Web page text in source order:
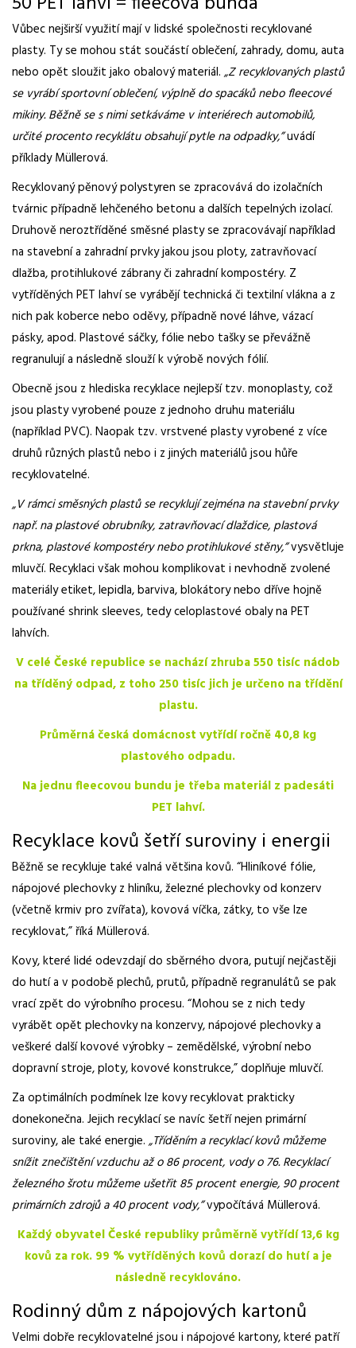
Vůbec nejširší využití mají v lidské společnosti recyklované
plasty. Ty se mohou stát součástí oblečení, zahrady, domu, auta
nebo opět sloužit jako obalový materiál.„Z recyklovaných plastů
se vyrábí sportovní oblečení, výplně do spacáků nebo fleecové
mikiny. Běžně se s nimi setkáváme v interiérech automobilů,
určité procento recyklátu obsahují pytle na odpadky,”uvádí
příklady Müllerová.
Recyklovaný pěnový polystyren se zpracovává do izolačních
tvárnic případně lehčeného betonu a dalších tepelných izolací.
Druhově neroztříděné směsné plasty se zpracovávají například
na stavební a zahradní prvky jakou jsou ploty, zatravňovací
dlažba, protihlukové zábrany či zahradní kompostéry. Z
vytříděných PET lahví se vyrábějí technická či textilní vlákna a z
nich pak koberce nebo oděvy, případně nové láhve, vázací
pásky, apod. Plastové sáčky, fólie nebo tašky se převážně
regranulují a následně slouží k výrobě nových fólií.
Obecně jsou z hlediska recyklace nejlepší tzv. monoplasty, což
jsou plasty vyrobené pouze z jednoho druhu materiálu
(například PVC). Naopak tzv. vrstvené plasty vyrobené z více
druhů různých plastů nebo i z jiných materiálů jsou hůře
recyklovatelné.
„V rámci směsných plastů se recyklují zejména na stavební prvky
např. na plastové obrubníky, zatravňovací dlaždice, plastová
prkna, plastové kompostéry nebo protihlukové stěny,”vysvětluje
mluvčí. Recyklaci však mohou komplikovat i nevhodně zvolené
materiály etiket, lepidla, barviva, blokátory nebo dříve hojně
používané shrink sleeves, tedy celoplastové obaly na PET
lahvích.
V celé České republice se nachází zhruba 550 tisíc nádob
na tříděný odpad, z toho 250 tisíc jich je určeno na třídění
plastu.
Průměrná česká domácnost vytřídí ročně 40,8 kg
plastového odpadu.
Na jednu fleecovou bundu je třeba materiál z padesáti
PET lahví.
Recyklace kovů šetří suroviny i energii
Běžně se recykluje také valná většina kovů. “Hliníkové fólie,
nápojové plechovky z hliníku, železné plechovky od konzerv
(včetně krmiv pro zvířata), kovová víčka, zátky, to vše lze
recyklovat,” říká Müllerová.
Kovy, které lidé odevzdají do sběrného dvora, putují nejčastěji
do hutí a v podobě plechů, prutů, případně regranulátů se pak
vrací zpět do výrobního procesu. “Mohou se z nich tedy
vyrábět opět plechovky na konzervy, nápojové plechovky a
veškeré další kovové výrobky – zemědělské, výrobní nebo
dopravní stroje, ploty, kovové konstrukce,” doplňuje mluvčí.
Za optimálních podmínek lze kovy recyklovat prakticky
donekonečna. Jejich recyklací se navíc šetří nejen primární
suroviny, ale také energie.„Tříděním a recyklací kovů můžeme
snížit znečištění vzduchu až o 86 procent, vody o 76. Recyklací
železného šrotu můžeme ušetřit 85 procent energie, 90 procent
primárních zdrojů a 40 procent vody,”vypočítává Müllerová.
Každý obyvatel České republiky průměrně vytřídí 13,6 kg
kovů za rok. 99 % vytříděných kovů dorazí do hutí a je
následně recyklováno.
Rodinný dům z nápojových kartonů
Velmi dobře recyklovatelné jsou i nápojové kartony, které patří